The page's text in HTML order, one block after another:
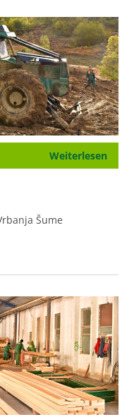
Weiterlesen
Šume